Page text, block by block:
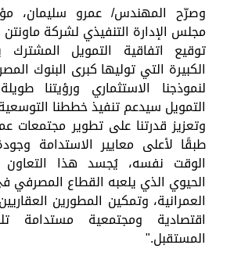
وصرّح المهندس/ عمرو سليمان،
مجلس الإدارة التنفيذي لشركة ماونتن
توقيع اتفاقية التمويل
الكبيرة التي توليها كبرى البنوك
لنموذجنا الاستثماري ورؤيتنا
التمويل سيدعم تنفيذ خططنا
وتعزيز قدرتنا على تطوير مجتمعات
طبقًا لأعلى معايير الاستدامة
الوقت نفسه، يُجسد هذا التعاون
الحيوي الذي يلعبه القطاع المصرفي
العمرانية، وتمكين المطورين
اقتصادية ومجتمعية مستدامة
المستقبل."